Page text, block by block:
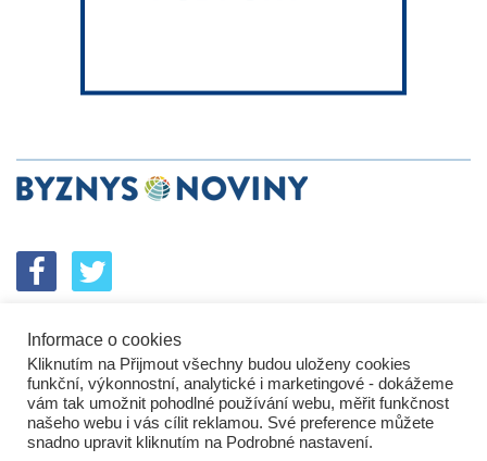
SPOLUPRÁCE PODPORA
ENERGETICKÝ SROVNÁVAČ
KORPORÁTNÍ BROUCI
PROBLÉMY FIREM
KOMUNIKAČNÍ PŘEŠLAPY
NEJHORŠÍ FIRMY
NEJLEPŠÍ FIRMY
IN&S PROJEKTY
SROVNÁVAČ
DEVELOPERSKÁ DYSTOPIE
KOMENTÁŘE
Informace o cookies
Kliknutím na Přijmout všechny budou uloženy cookies
funkční, výkonnostní, analytické i marketingové - dokážeme
vám tak umožnit pohodlné používání webu, měřit funkčnost
našeho webu i vás cílit reklamou. Své preference můžete
snadno upravit kliknutím na Podrobné nastavení.